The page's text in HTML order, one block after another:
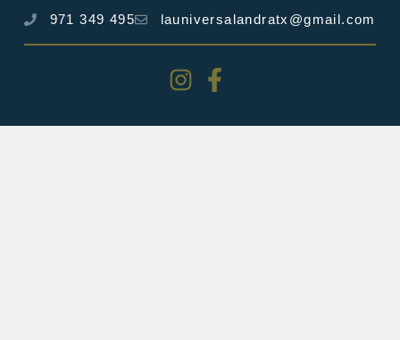
971 349 495 launiversalandratx@gmail.com